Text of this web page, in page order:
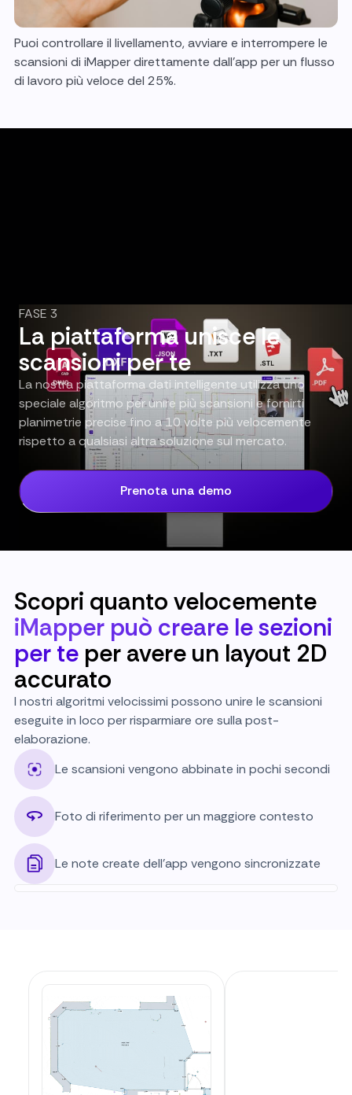
Puoi controllare il livellamento, avviare e interrompere le
scansioni di iMapper direttamente dall'app per un flusso
di lavoro più veloce del 25%.
FASE 3
La piattaforma unisce le
scansioni per te
La nostra piattaforma dati intelligente utilizza uno
speciale algoritmo per unire più scansioni e fornirti
planimetrie precise fino a 10 volte più velocemente
rispetto a qualsiasi altra soluzione sul mercato.
Prenota una demo
Scopri quanto velocemente
iMapper può creare le sezioni
per te per avere un layout 2D
accurato
I nostri algoritmi velocissimi possono unire le scansioni
eseguite in loco per risparmiare ore sulla post-
elaborazione.
Le scansioni vengono abbinate in pochi secondi
Foto di riferimento per un maggiore contesto
Le note create dell'app vengono sincronizzate